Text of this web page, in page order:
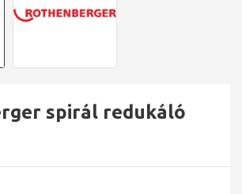
spirál redukáló